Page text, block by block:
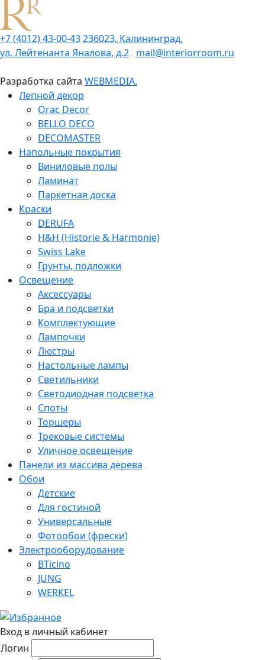
+7 (4012) 43-00-43236023, Калининград,
ул. Лейтенанта Яналова, д.2 mail@interiorroom.ru
Разработка сайта WEBMEDIA.
Лепной декор
Orac Decor
BELLO DECO
DECOMASTER
Напольные покрытия
Виниловые полы
Ламинат
Паркетная доска
Краски
DERUFA
H&H (Historie & Harmonie)
Swiss Lake
Грунты, подложки
Освещение
Аксессуары
Бра и подсветки
Комплектующие
Лампочки
Люстры
Настольные лампы
Светильники
Светодиодная подсветка
Споты
Торшеры
Трековые системы
Уличное освещение
Панели из массива дерева
Обои
Детские
Для гостиной
Универсальные
Фотообои (фрески)
Электрооборудование
BTicino
JUNG
WERKEL
Вход в личный кабинет
Логин